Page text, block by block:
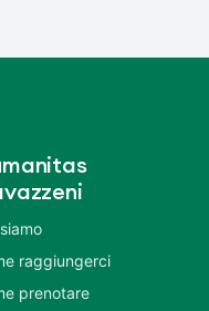
raggiungerci
prenotare